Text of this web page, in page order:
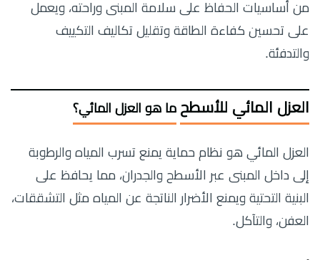
من أساسيات الحفاظ على سلامة المبنى وراحته، ويعمل
على تحسين كفاءة الطاقة وتقليل تكاليف التكييف
والتدفئة.
العزل المائي للأسطح ما هو العزل المائي؟
العزل المائي هو نظام حماية يمنع تسرب المياه والرطوبة
إلى داخل المبنى عبر الأسطح والجدران، مما يحافظ على
البنية التحتية ويمنع الأضرار الناتجة عن المياه مثل التشققات،
العفن، والتآكل.